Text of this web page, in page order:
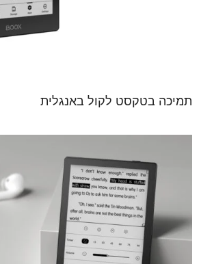
תמיכה בטקסט לקול באנגלית